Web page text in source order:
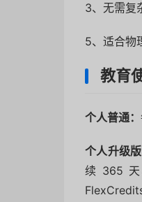
3、无需复
5、适合物
教育
个人普通：
个人升级
续 365